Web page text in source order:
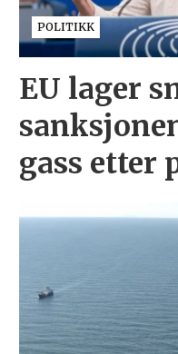
POLITIKK
EU lager
gass etter